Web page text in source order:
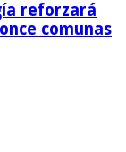
reforzará
comunas